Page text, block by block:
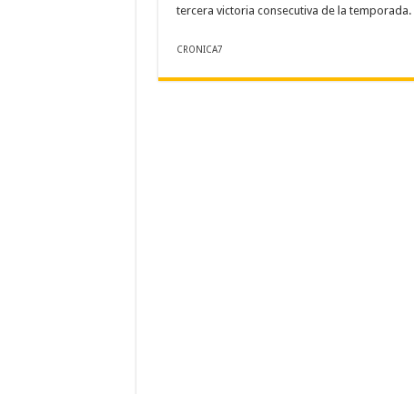
tercera victoria consecutiva de la temporada.
CRONICA7